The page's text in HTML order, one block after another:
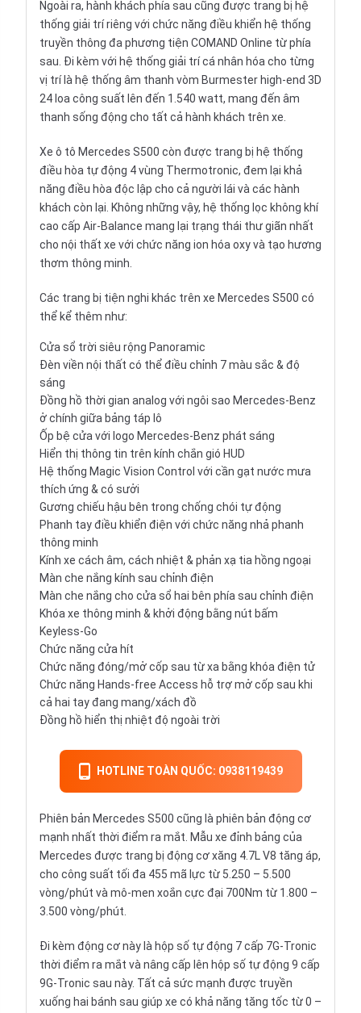
Ngoài ra, hành khách phía sau cũng được trang bị hệ
thống giải trí riêng với chức năng điều khiển hệ thống
truyền thông đa phương tiện COMAND Online từ phía
sau. Đi kèm với hệ thống giải trí cá nhân hóa cho từng
vị trí là hệ thống âm thanh vòm Burmester high-end 3D
24 loa công suất lên đến 1.540 watt, mang đến âm
thanh sống động cho tất cả hành khách trên xe.
Xe ô tô Mercedes S500 còn được trang bị hệ thống
điều hòa tự động 4 vùng Thermotronic, đem lại khả
năng điều hòa độc lập cho cả người lái và các hành
khách còn lại. Không những vậy, hệ thống lọc không khí
cao cấp Air-Balance mang lại trạng thái thư giãn nhất
cho nội thất xe với chức năng ion hóa oxy và tạo hương
thơm thông minh.
Các trang bị tiện nghi khác trên xe Mercedes S500 có
thể kể thêm như:
Cửa sổ trời siêu rộng Panoramic
Đèn viền nội thất có thể điều chỉnh 7 màu sắc & độ
sáng
Đồng hồ thời gian analog với ngôi sao Mercedes-Benz
ở chính giữa bảng táp lô
Ốp bệ cửa với logo Mercedes-Benz phát sáng
Hiển thị thông tin trên kính chắn gió HUD
Hệ thống Magic Vision Control với cần gạt nước mưa
thích ứng & có sưởi
Gương chiếu hậu bên trong chống chói tự động
Phanh tay điều khiển điện với chức năng nhả phanh
thông minh
Kính xe cách âm, cách nhiệt & phản xạ tia hồng ngoại
Màn che nắng kính sau chỉnh điện
Màn che nắng cho cửa sổ hai bên phía sau chỉnh điện
Khóa xe thông minh & khởi động bằng nút bấm
Keyless-Go
Chức năng cửa hít
Chức năng đóng/mở cốp sau từ xa bằng khóa điện tử
Chức năng Hands-free Access hỗ trợ mở cốp sau khi
cả hai tay đang mang/xách đồ
Đồng hồ hiển thị nhiệt độ ngoài trời
HOTLINE TOÀN QUỐC: 0938119439
Phiên bản Mercedes S500 cũng là phiên bản động cơ
mạnh nhất thời điểm ra mắt. Mẫu xe đỉnh bảng của
Mercedes được trang bị động cơ xăng 4.7L V8 tăng áp,
cho công suất tối đa 455 mã lực từ 5.250 – 5.500
vòng/phút và mô-men xoắn cực đại 700Nm từ 1.800 –
3.500 vòng/phút.
Đi kèm động cơ này là hộp số tự động 7 cấp 7G-Tronic
thời điểm ra mắt và nâng cấp lên hộp số tự động 9 cấp
9G-Tronic sau này. Tất cả sức mạnh được truyền
xuống hai bánh sau giúp xe có khả năng tăng tốc từ 0 –